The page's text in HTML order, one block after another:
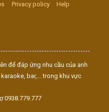
Privacy policy
Help
để đáp ứng nhu cầu của anh
bar,... trong khu vực
0938.779.777